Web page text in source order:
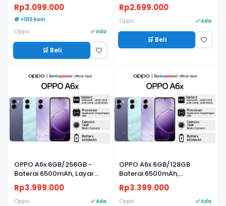
120Hz
Rp3.099.000
🪙 +100 koin
Oppo ✅ Ada
🛒 Beli 🤍
120Hz
Rp2.699.000
Oppo ✅ Ada
🛒 Beli 🤍
OPPO A6x 6GB/256GB -
Baterai 6500mAh, Layar
120Hz & Snapdragon 685
Rp3.999.000
Oppo ✅ Ada
OPPO A6x 6GB/128GB
Baterai 6500mAh,
Snapdragon 685, Layar
120Hz, IP64 - Garansi Resmi
Rp3.399.000
Oppo ✅ Ada